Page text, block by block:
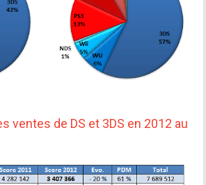
ventes de DS et 3DS en 2012 au